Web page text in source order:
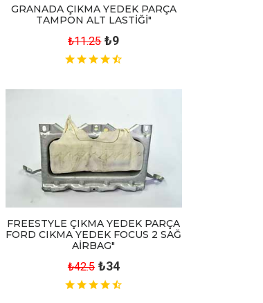
GRANADA ÇIKMA YEDEK PARÇA
TAMPON ALT LASTİĞİ"
₺11.25 ₺9
FREESTYLE ÇIKMA YEDEK PARÇA
FORD CIKMA YEDEK FOCUS 2 SAĞ
AİRBAG"
₺42.5 ₺34